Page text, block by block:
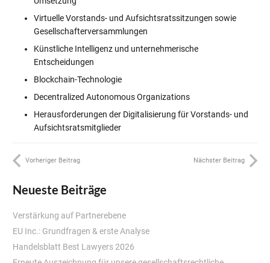
Virtuelle Vorstands- und Aufsichtsratssitzungen sowie
Gesellschafterversammlungen
Künstliche Intelligenz und unternehmerische
Entscheidungen
Blockchain-Technologie
Decentralized Autonomous Organizations
Herausforderungen der Digitalisierung für Vorstands- und
Aufsichtsratsmitglieder
Vorheriger Beitrag Nächster Beitrag
Neueste Beiträge
Verstärkung auf Partnerebene
EU Inc.: Grundfragen & erste Analyse
Handelsblatt Best Lawyers 2026